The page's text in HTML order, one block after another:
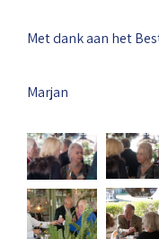
Met dank aan het
Marjan